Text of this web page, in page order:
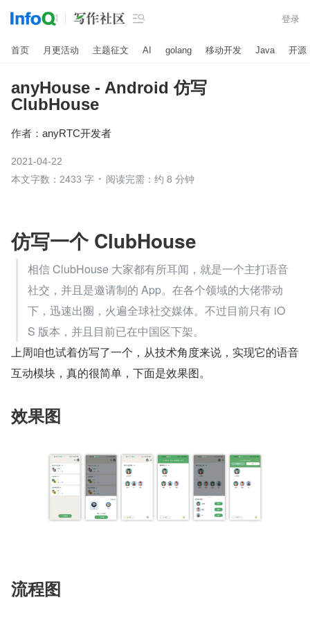
 登录
首页 月更活动 主题征文 AI golang 移动开发 Java 开源
anyHouse - Android 仿写
ClubHouse
作者： anyRTC开发者
2021-04-22
本文字数：2433 字
阅读完需：约 8 分钟
仿写一个 ClubHouse
相信 ClubHouse 大家都有所耳闻，就是一个主打语音
社交，并且是邀请制的 App。在各个领域的大佬带动
下，迅速出圈，火遍全球社交媒体。不过目前只有 iO
S 版本，并且目前已在中国区下架。
上周咱也试着仿写了一个，从技术角度来说，实现它的语音
互动模块，真的很简单，下面是效果图。
效果图
流程图